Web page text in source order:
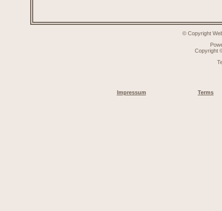
© Copyright
Copyright
Impressum Terms